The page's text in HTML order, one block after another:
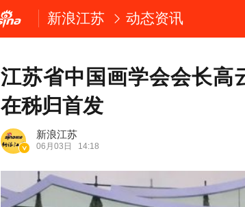
新浪江苏 动态资讯
江苏省中国画学会会长高
在秭归首发
新浪江苏
06月03日 14:18